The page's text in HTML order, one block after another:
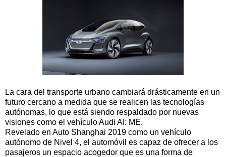
La cara del transporte urbano cambiará drásticamente en un
futuro cercano a medida que se realicen las tecnologías
autónomas, lo que está siendo respaldado por nuevas
visiones como el vehículo Audi AI: ME.
Revelado en Auto Shanghai 2019 como un vehículo
autónomo de Nivel 4, el automóvil es capaz de ofrecer a los
pasajeros un espacio acogedor que es una forma de